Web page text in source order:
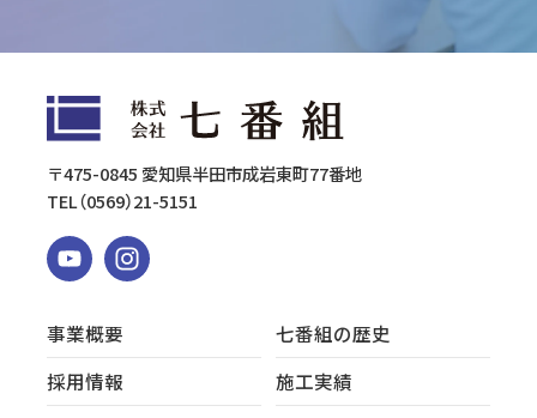
〒475-0845 愛知県半田市成岩東町77番地
TEL（0569）21-5151
事業概要
七番組の歴史
採用情報
施工実績